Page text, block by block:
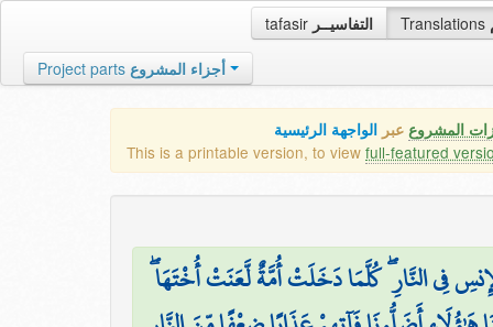
tafasir التفاسيــر Translations
Project parts أجزاء المشروع
المشروع عبر الواجهة الرئيسية
This is a printable version, to view full-featured
فِي النَّارِ ۖ كُلَّمَا دَخَلَتْ أُمَّةٌ لَّعَنَتْ أُخْتَهَا